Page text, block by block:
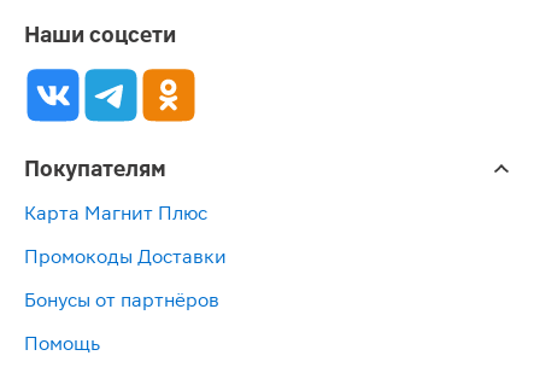
Наши соцсети
Покупателям
Карта Магнит Плюс
Промокоды Доставки
Бонусы от партнёров
Помощь